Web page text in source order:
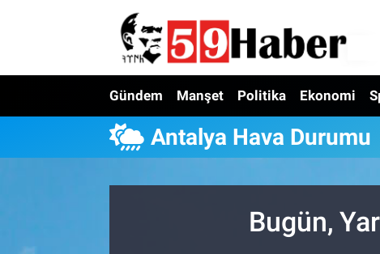
Gündem Manşet Politika Ekonomi
Antalya Hava Durumu
Bugün,